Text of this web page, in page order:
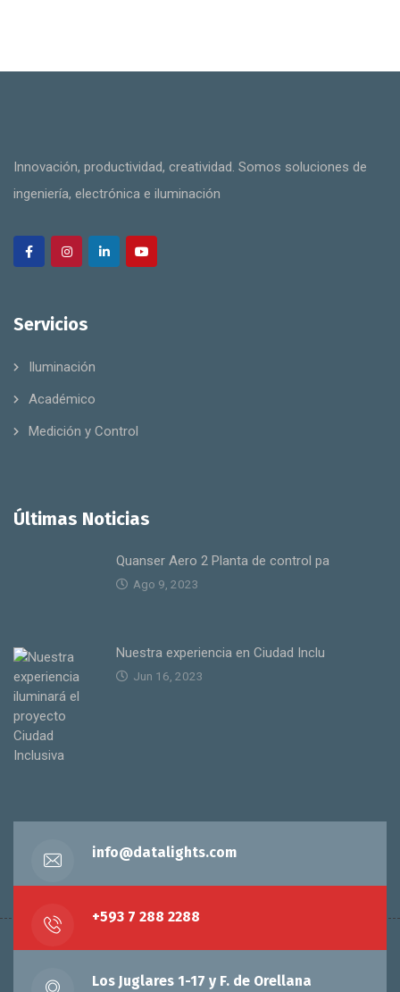
Innovación, productividad, creatividad. Somos soluciones de
ingeniería, electrónica e iluminación
Servicios
Iluminación
Académico
Medición y Control
Últimas Noticias
Quanser Aero 2 Planta de control pa
Ago 9, 2023
Nuestra experiencia en Ciudad Inclu
Jun 16, 2023
info@datalights.com
+593 7 288 2288
Los Juglares 1-17 y F. de Orellana